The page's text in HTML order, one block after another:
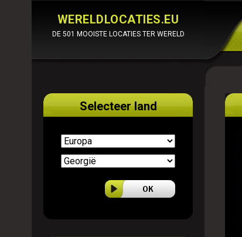
WERELDLOCATIES.EU
DE 501 MOOISTE LOCATIES TER WERELD
Selecteer land